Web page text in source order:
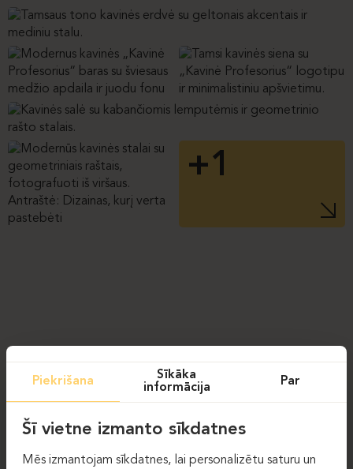
+1
Piekrišana
Sīkāka
informācija
Par
Šī vietne izmanto sīkdatnes
Mēs izmantojam sīkdatnes, lai personalizētu saturu un